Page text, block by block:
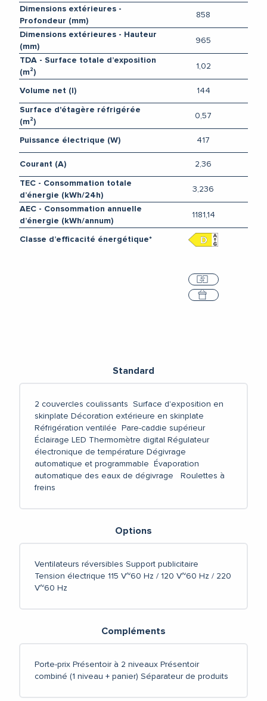
Dimensions extérieures -
Profondeur (mm)
858
Dimensions extérieures - Hauteur
(mm)
965
TDA - Surface totale d’exposition
(m²)
1,02
Volume net (l) 144
Surface d'étagère réfrigérée
(m²)
0,57
Puissance électrique (W) 417
Courant (A) 2,36
TEC - Consommation totale
d’énergie (kWh/24h)
3,236
AEC - Consommation annuelle
d’énergie (kWh/annum)
1181,14
Classe d’efficacité énergétique*
Comparer
Sélectionner
Standard
2 couvercles coulissants Surface d'exposition en
skinplate Décoration extérieure en skinplate
Réfrigération ventilée Pare-caddie supérieur
Éclairage LED Thermomètre digital Régulateur
électronique de température Dégivrage
automatique et programmable Évaporation
automatique des eaux de dégivrage
Roulettes à
freins
Options
Ventilateurs réversibles Support publicitaire
Tension électrique 115 V~60 Hz / 120 V~60 Hz / 220
V~60 Hz
Compléments
Porte-prix Présentoir à 2 niveaux Présentoir
combiné (1 niveau + panier) Séparateur de produits